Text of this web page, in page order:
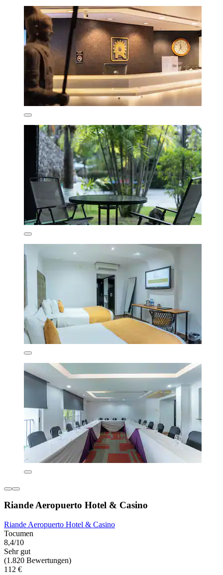
Riande Aeropuerto Hotel & Casino
Riande Aeropuerto Hotel & Casino
Tocumen
8,4/10
Sehr gut
(1.820 Bewertungen)
112 €